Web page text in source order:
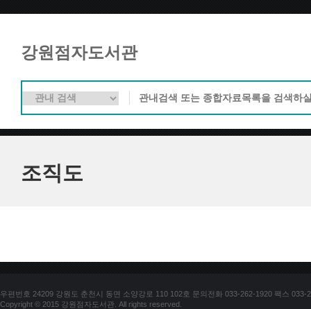
강원점자도서관
조직도
우편번호 24209 강원도 춘천시 동면 소양강로 110 102호 문의전화 033-262-1920 팩스 033-
Copyright © 2015 강원점자도서관. All rights reserved.